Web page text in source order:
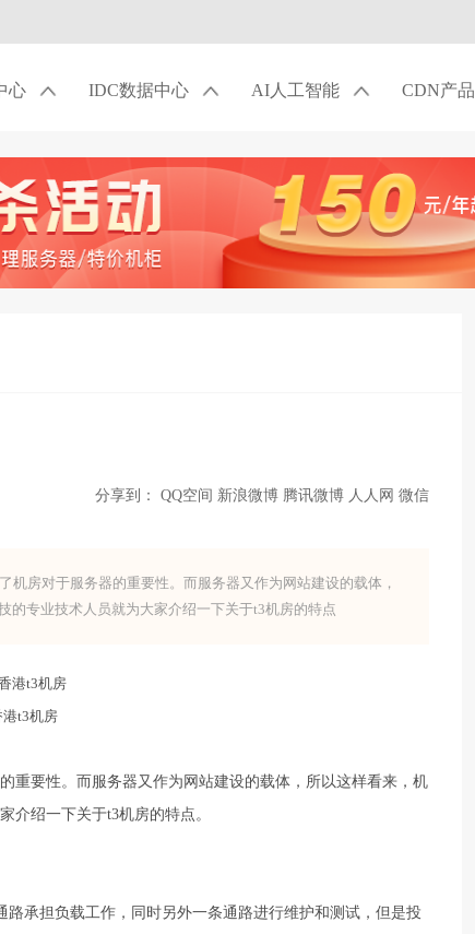
心 IDC数据中心 AI人工智能 CDN产品
分享到： QQ空间 新浪微博 腾讯微博 人人网 微信
机房对于服务器的重要性。而服务器又作为网站建设的载体，
的专业技术人员就为大家介绍一下关于t3机房的特点
港t3机房
重要性。而服务器又作为网站建设的载体，所以这样看来，机
介绍一下关于t3机房的特点。
承担负载工作，同时另外一条通路进行维护和测试，但是投